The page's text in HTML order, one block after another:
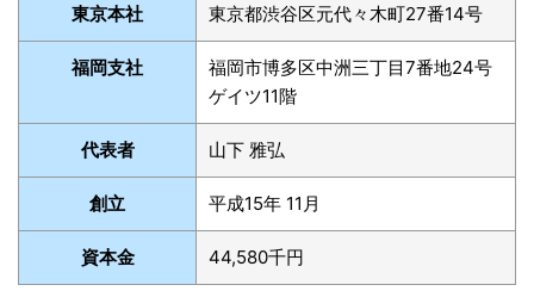
東京本社 東京都渋谷区元代々木町27番14号
福岡支社
福岡市博多区中洲三丁目7番地24号
ゲイツ11階
代表者 山下 雅弘
創立 平成15年 11月
資本金 44,580千円